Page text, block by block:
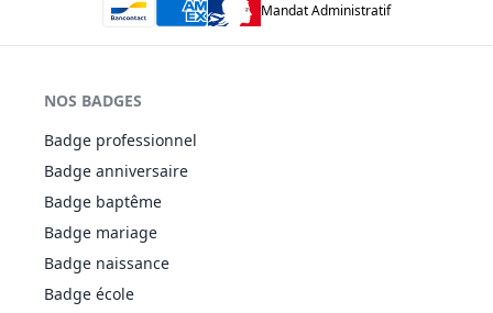
Mandat Administratif
NOS BADGES
Badge professionnel
Badge anniversaire
Badge baptême
Badge mariage
Badge naissance
Badge école